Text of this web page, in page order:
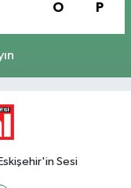
O P
Sesi